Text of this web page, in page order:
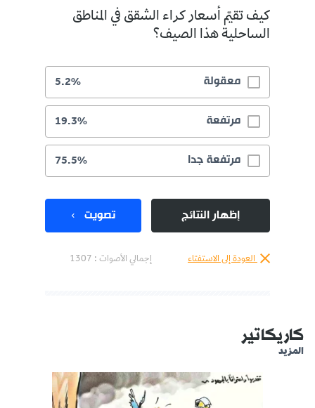
كيف تقيّم أسعار كراء الشقق في المناطق
الساحلية هذا الصيف؟
معقولة 5.2%
مرتفعة 19.3%
مرتفعة جدا 75.5%
إظهار النتائج تصويت
العودة إلى الاستفتاء إجمالي الأصوات : 1307
كاريكاتير
المزيد